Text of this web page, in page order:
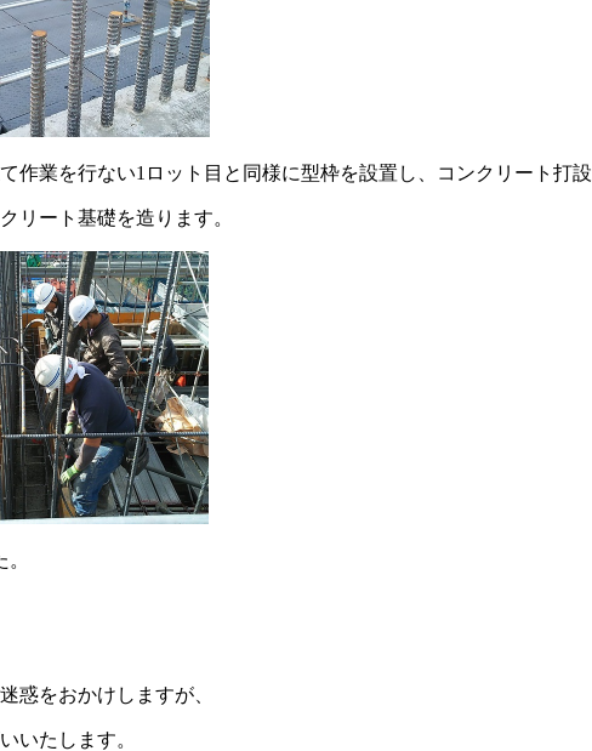
作業を行ない1ロット目と同様に型枠を設置し、コンクリート打
リート基礎を造ります。
惑をおかけしますが、
いたします。